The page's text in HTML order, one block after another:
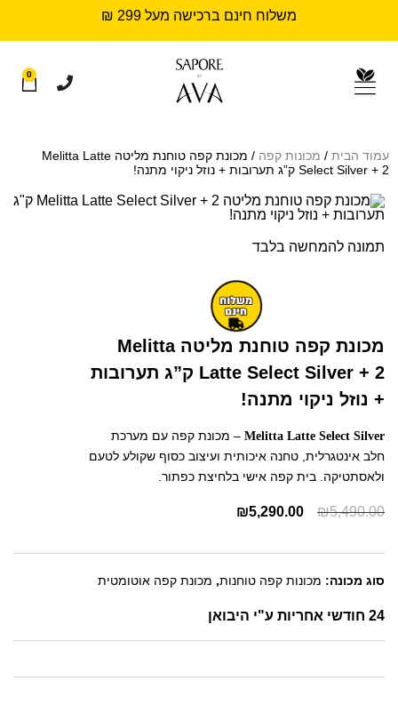
משלוח חינם ברכישה מעל 299 ₪
0
עמוד הבית / מכונות קפה
/ מכונת קפה טוחנת מליטה Melitta Latte
Select Silver + 2 ק”ג תערובות + נוזל ניקוי מתנה!
תמונה להמחשה בלבד
מכונת קפה טוחנת מליטה Melitta
Latte Select Silver + 2 ק”ג תערובות
+ נוזל ניקוי מתנה!
Melitta Latte Select Silver – מכונת קפה עם מערכת
חלב אינטגרלית, טחנה איכותית ועיצוב כסוף שקולע לטעם
ולאסתטיקה. בית קפה אישי בלחיצת כפתור.
₪5,490.00
₪5,290.00
סוג מכונה: מכונות קפה טוחנות, מכונת קפה אוטומטית
24 חודשי אחריות ע"י היבואן